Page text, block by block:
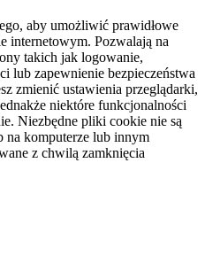
aby umożliwić prawidłowe
internetowym. Pozwalają na
takich jak logowanie,
lub zapewnienie bezpieczeństwa
zmienić ustawienia przeglądarki,
niektóre funkcjonalności
Niezbędne pliki cookie nie są
na komputerze lub innym
z chwilą zamknięcia